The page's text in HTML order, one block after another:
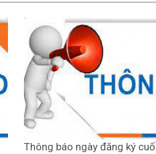
Thông báo ngày đăng ký